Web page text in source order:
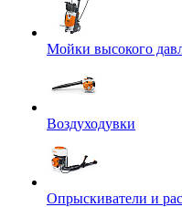
Мойки высокого
Воздуходувки
Опрыскиватели и